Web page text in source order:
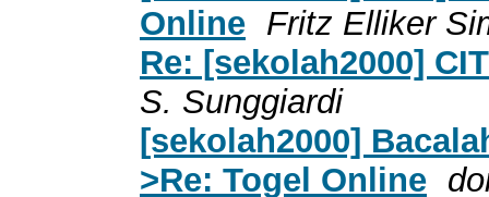
Online Fritz Elliker
Re: [sekolah2000]
S. Sunggiardi
[sekolah2000]
>Re: Togel Online